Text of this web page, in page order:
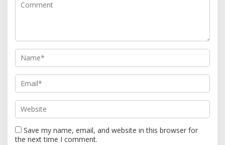
Save my name, email, and website in this browser for
the next time I comment.